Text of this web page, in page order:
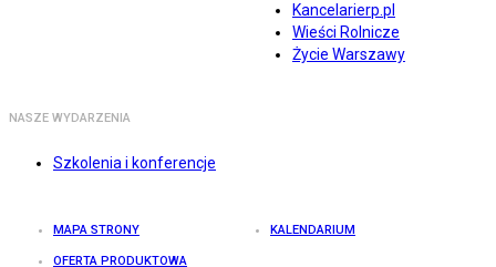
Kancelarierp.pl
Wieści Rolnicze
Życie Warszawy
NASZE WYDARZENIA
Szkolenia i konferencje
MAPA STRONY KALENDARIUM
OFERTA PRODUKTOWA